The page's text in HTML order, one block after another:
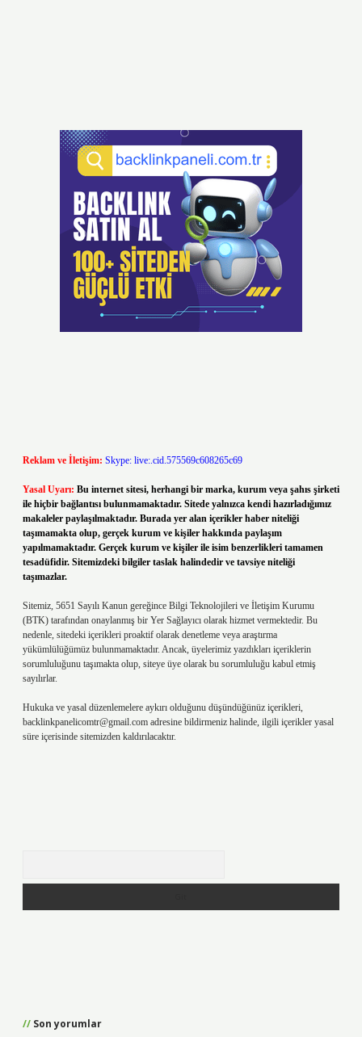
Reklam ve İletişim: Skype: live:.cid.575569c608265c69
Yasal Uyarı: Bu internet sitesi, herhangi bir marka, kurum veya şahıs şirketi
ile hiçbir bağlantısı bulunmamaktadır. Sitede yalnızca kendi hazırladığımız
makaleler paylaşılmaktadır. Burada yer alan içerikler haber niteliği
taşımamakta olup, gerçek kurum ve kişiler hakkında paylaşım
yapılmamaktadır. Gerçek kurum ve kişiler ile isim benzerlikleri tamamen
tesadüfidir. Sitemizdeki bilgiler taslak halindedir ve tavsiye niteliği
taşımazlar.
Sitemiz, 5651 Sayılı Kanun gereğince Bilgi Teknolojileri ve İletişim Kurumu
(BTK) tarafından onaylanmış bir Yer Sağlayıcı olarak hizmet vermektedir. Bu
nedenle, sitedeki içerikleri proaktif olarak denetleme veya araştırma
yükümlülüğümüz bulunmamaktadır. Ancak, üyelerimiz yazdıkları içeriklerin
sorumluluğunu taşımakta olup, siteye üye olarak bu sorumluluğu kabul etmiş
sayılırlar.
Hukuka ve yasal düzenlemelere aykırı olduğunu düşündüğünüz içerikleri,
backlinkpanelicomtr@gmail.com adresine bildirmeniz halinde, ilgili içerikler yasal
süre içerisinde sitemizden kaldırılacaktır.
Son yorumlar